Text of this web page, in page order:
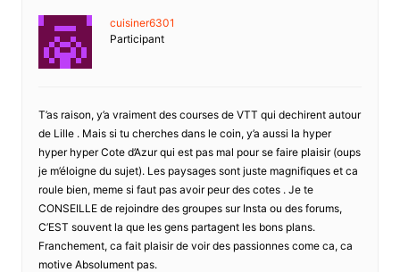
cuisiner6301
Participant
T’as raison, y’a vraiment des courses de VTT qui dechirent autour
de Lille . Mais si tu cherches dans le coin, y’a aussi la hyper
hyper hyper Cote d’Azur qui est pas mal pour se faire plaisir (oups
je m’éloigne du sujet). Les paysages sont juste magnifiques et ca
roule bien, meme si faut pas avoir peur des cotes . Je te
CONSEILLE de rejoindre des groupes sur Insta ou des forums,
C’EST souvent la que les gens partagent les bons plans.
Franchement, ca fait plaisir de voir des passionnes come ca, ca
motive Absolument pas.